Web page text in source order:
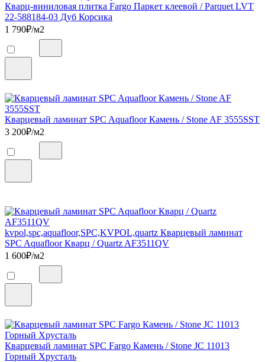
Кварц-виниловая плитка Fargo Паркет клеевой / Parquet LVT
22-588184-03 Дуб Корсика
1 790₽/м2
Кварцевый ламинат SPC Aquafloor Камень / Stone AF 3555SST
3 200₽/м2
kvpol,spc,aquafloor,SPC,KVPOL,quartz Кварцевый ламинат
SPC Aquafloor Кварц / Quartz AF3511QV
1 600₽/м2
Кварцевый ламинат SPC Fargo Камень / Stone JC 11013
Горный Хрусталь